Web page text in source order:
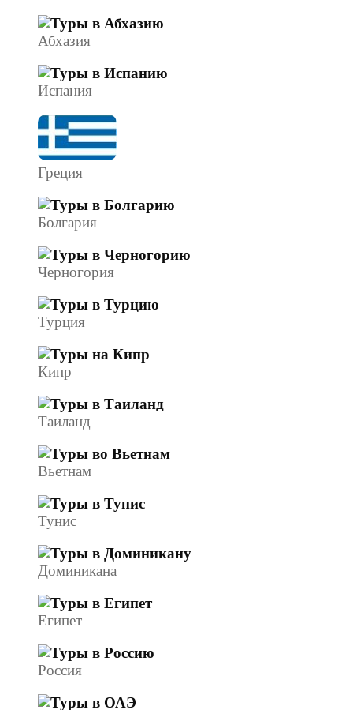
Абхазия
Испания
Греция
Болгария
Черногория
Турция
Кипр
Таиланд
Вьетнам
Тунис
Доминикана
Египет
Россия